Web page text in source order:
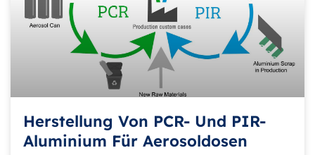
Herstellung Von PCR- Und PIR-
Aluminium Für Aerosoldosen